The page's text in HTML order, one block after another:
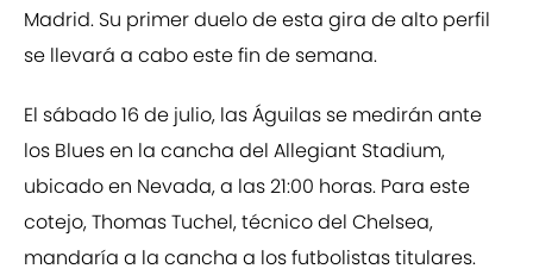
Madrid. Su primer duelo de esta gira de alto perfil
se llevará a cabo este fin de semana.
El sábado 16 de julio, las Águilas se medirán ante
los Blues en la cancha del Allegiant Stadium,
ubicado en Nevada, a las 21:00 horas. Para este
cotejo, Thomas Tuchel, técnico del Chelsea,
mandaría a la cancha a los futbolistas titulares.